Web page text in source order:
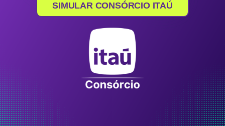
SIMULAR CONSÓRCIO ITAÚ